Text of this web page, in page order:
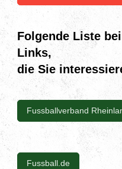
Folgende Liste
Links,
die Sie
Fussballverband
Fussball.de